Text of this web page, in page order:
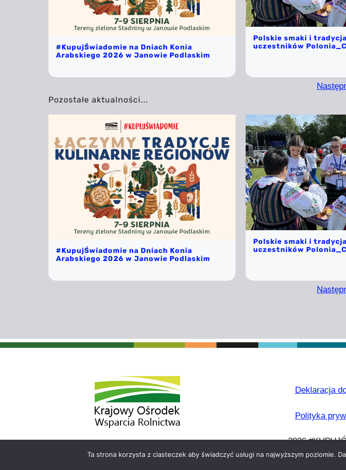
#KupujŚwiadomie na Dniach Konia
Arabskiego 2026 w Janowie Podlaskim
Polskie smaki i
uczestników
Pozostałe aktualności...
#KupujŚwiadomie na Dniach Konia
Arabskiego 2026 w Janowie Podlaskim
Polskie smaki i
uczestników
Deklaracja
Polityka
2026
Ta strona korzysta z ciasteczek aby świadczyć usługi na najwyższym poziomie.